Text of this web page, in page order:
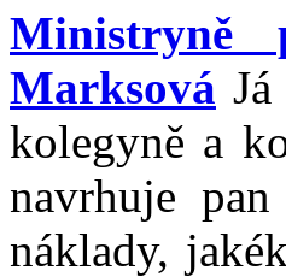
Ministryně
Marksová
kolegyně a
navrhuje
náklady,